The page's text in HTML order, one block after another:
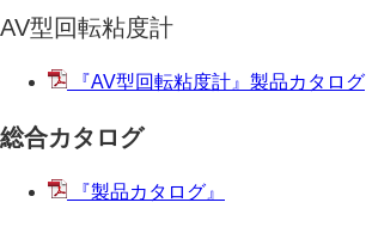
AV型回転粘度計
『AV型回転粘度計』製品カタログ
総合カタログ
『製品カタログ』